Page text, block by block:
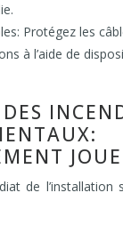
Protégez les
à l’aide de
de l’installation